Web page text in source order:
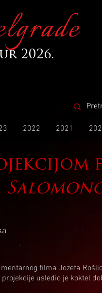
2026.
2022 2021
filma Jozefa
usledio je koktel